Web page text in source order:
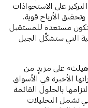
على الاستحواذات
الأرباح قوية.
مستعدة للمستقبل
التي ستشكِّل الجيل
على مزيدٍ من
الأخيرة في الأسواق
بالحلول القائمة
تشمل التحليلات